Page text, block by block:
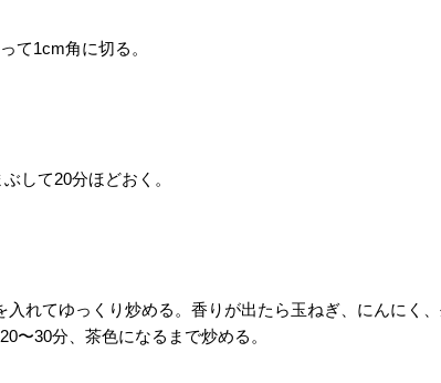
て1cm角に切る。
して20分ほどおく。
れてゆっくり炒める。香りが出たら玉ねぎ、にんにく
〜30分、茶色になるまで炒める。